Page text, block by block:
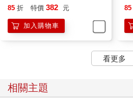
85 折 特價 382 元
加入購物車
85
看更多
相關主題